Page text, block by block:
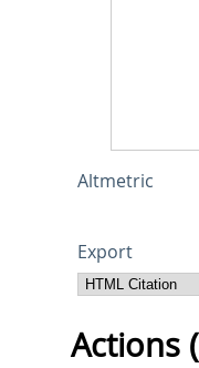
Altmetric
Export
Actions